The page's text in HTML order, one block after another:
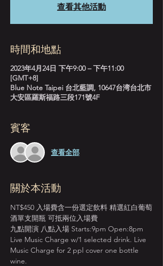
查看其他活動
時間和地點
2023年4月24日 下午9:00 – 下午11:00
[GMT+8]
Blue Note Taipei 台北藍調, 10647台湾台北市
大安區羅斯福路三段171號4F
賓客
查看全部
關於本活動
NT$450 入場費含一份選定飲料 精選紅白葡萄
酒單支開瓶 可抵兩位入場費
九點開演 八點入場 Starts:9pm Open:8pm
Live Music Charge w/1 selected drink. Live
Music Charge for 2 ppl cover one bottle
wine.